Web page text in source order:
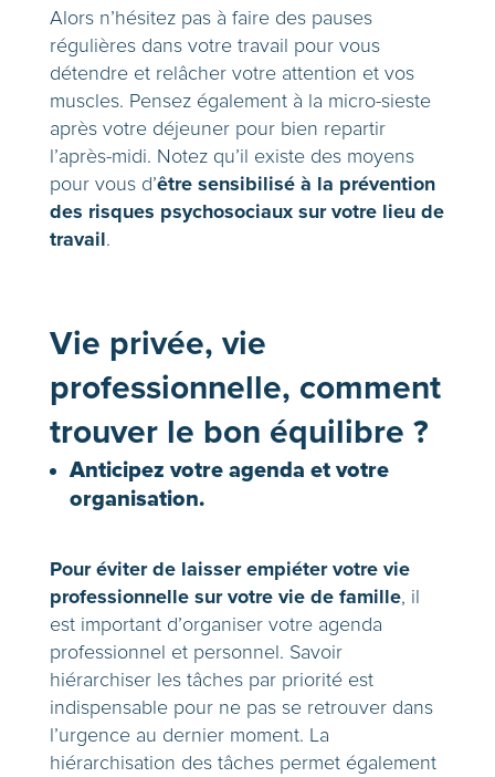
Alors n’hésitez pas à faire des pauses
régulières dans votre travail pour vous
détendre et relâcher votre attention et vos
muscles. Pensez également à la micro-sieste
après votre déjeuner pour bien repartir
l’après-midi. Notez qu’il existe des moyens
pour vous d’être sensibilisé à la prévention
des risques psychosociaux sur votre lieu de
travail.
Vie privée, vie
professionnelle, comment
trouver le bon équilibre ?
Anticipez votre agenda et votre
organisation.
Pour éviter de laisser empiéter votre vie
professionnelle sur votre vie de famille, il
est important d’organiser votre agenda
professionnel et personnel. Savoir
hiérarchiser les tâches par priorité est
indispensable pour ne pas se retrouver dans
l’urgence au dernier moment. La
hiérarchisation des tâches permet également